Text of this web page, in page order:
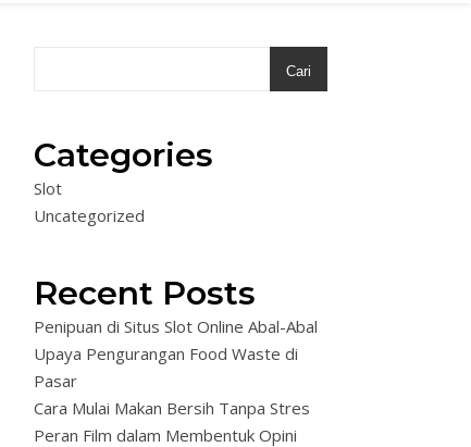
Cari
Categories
Slot
Uncategorized
Recent Posts
Penipuan di Situs Slot Online Abal-Abal
Upaya Pengurangan Food Waste di
Pasar
Cara Mulai Makan Bersih Tanpa Stres
Peran Film dalam Membentuk Opini